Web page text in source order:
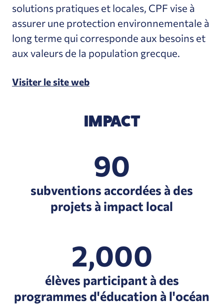
solutions pratiques et locales, CPF vise à
assurer une protection environnementale à
long terme qui corresponde aux besoins et
aux valeurs de la population grecque.
Visiter le site web
IMPACT
90
subventions accordées à des
projets à impact local
2,000
élèves participant à des
programmes d'éducation à l'océan